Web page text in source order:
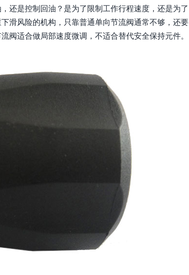
还是控制回油？是为了限制工作行程速度，还是为了
滑风险的机构，只靠普通单向节流阀通常不够，还要
阀适合做局部速度微调，不适合替代安全保持元件。